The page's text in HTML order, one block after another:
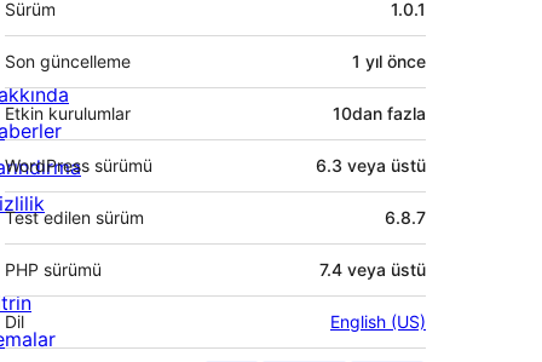
Sürüm 1.0.1
Son güncelleme 1 yıl önce
Etkin kurulumlar 10dan fazla
WordPress sürümü 6.3 veya üstü
Test edilen sürüm 6.8.7
PHP sürümü 7.4 veya üstü
Dil English (US)